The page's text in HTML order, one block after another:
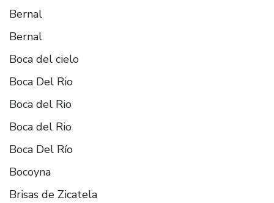
Bernal
Bernal
Boca del cielo
Boca Del Rio
Boca del Rio
Boca del Rio
Boca Del Río
Bocoyna
Brisas de Zicatela